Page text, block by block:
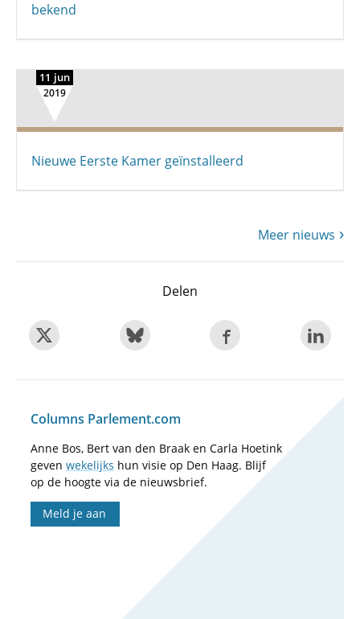
bekend
11 jun
2019
Nieuwe Eerste Kamer geïnstalleerd
Meer nieuws
Delen
Columns Parlement.com
Anne Bos, Bert van den Braak en Carla Hoetink
geven wekelijks hun visie op Den Haag. Blijf
op de hoogte via de nieuwsbrief.
Meld je aan